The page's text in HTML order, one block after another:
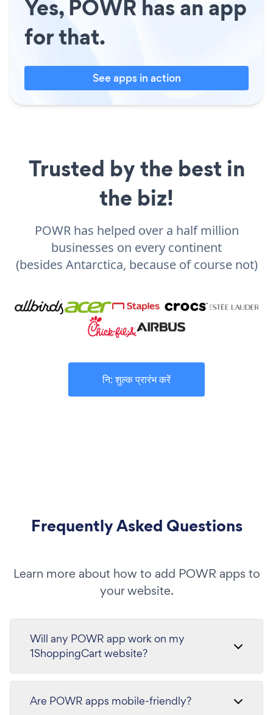
Yes, POWR has an app
for that.
See apps in action
Trusted by the best in
the biz!
POWR has helped over a half million
businesses on every continent
(besides Antarctica, because of course not)
नि: शुल्क प्रारंभ करें
Frequently Asked Questions
Learn more about how to add POWR apps to
your website.
Will any POWR app work on my
1ShoppingCart website?
Are POWR apps mobile-friendly?